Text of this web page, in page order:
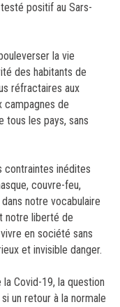
positif au Sars-
la vie
des habitants de
réfractaires aux
campagnes de
tous les pays, sans
contraintes inédites
couvre-feu,
notre vocabulaire
notre liberté de
en société sans
et invisible danger.
la Covid-19, la question
un retour à la normale